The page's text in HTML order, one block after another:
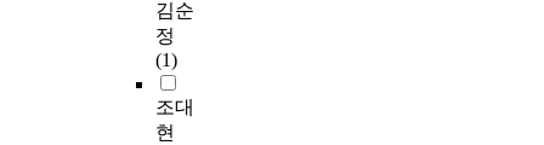
김순
정
(1)
조대
현